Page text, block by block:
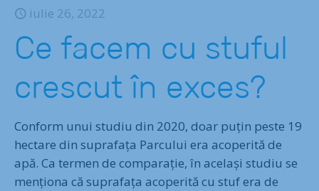
iulie 26, 2022
Ce facem cu stuful
crescut în exces?
Conform unui studiu din 2020, doar puțin peste 19
hectare din suprafața Parcului era acoperită de
apă. Ca termen de comparație, în același studiu se
menționa că suprafața acoperită cu stuf era de